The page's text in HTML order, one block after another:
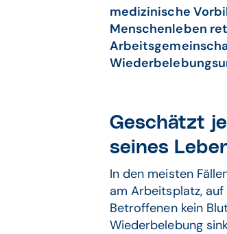
medizinische
Menschenleben
Geschätzt
seines
In den meisten
am Arbeitsplatz,
Betroffenen kein
Wiederbelebung